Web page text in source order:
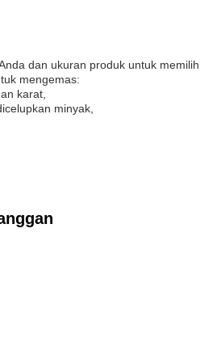
dan ukuran produk untuk memilih
mengemas:
karat,
minyak,